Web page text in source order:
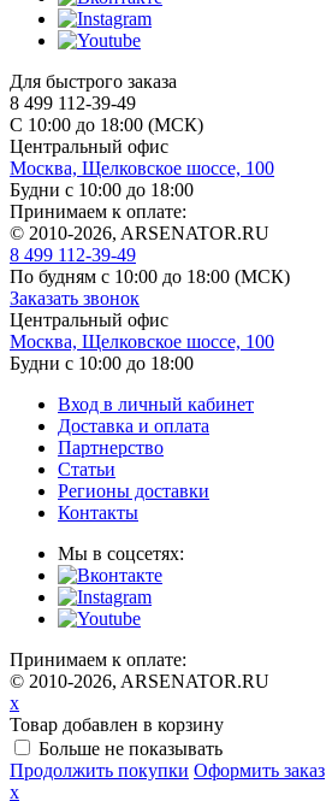
Для быстрого заказа
8 499 112-39-49
С 10:00 до 18:00 (МСК)
Центральный офис
Москва, Щелковское шоссе, 100
Будни с 10:00 до 18:00
Принимаем к оплате:
© 2010-2026, ARSENATOR.RU
8 499 112-39-49
По будням с 10:00 до 18:00 (МСК)
Заказать звонок
Центральный офис
Москва, Щелковское шоссе, 100
Будни с 10:00 до 18:00
Вход в личный кабинет
Доставка и оплата
Партнерство
Статьи
Регионы доставки
Контакты
Мы в соцсетях:
Принимаем к оплате:
© 2010-2026, ARSENATOR.RU
x
Товар добавлен в корзину
Больше не показывать
Продолжить покупки Оформить заказ
x